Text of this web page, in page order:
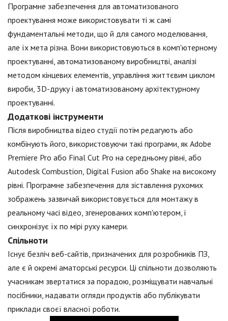
Програмне забезпечення для автоматизованого
проектування може використовувати ті ж самі
фундаментальні методи, що й для самого моделювання,
але їх мета різна. Вони використовуються в комп'ютерному
проектуванні, автоматизованому виробництві, аналізі
методом кінцевих елементів, управління життєвим циклом
вироби, 3D-друку і автоматизованому архітектурному
проектуванні.
Додаткові інструменти
Після виробництва відео студії потім редагують або
комбінують його, використовуючи такі програми, як Adobe
Premiere Pro або Final Cut Pro на середньому рівні, або
Autodesk Combustion, Digital Fusion або Shake на високому
рівні. Програмне забезпечення для зіставлення рухомих
зображень зазвичай використовується для монтажу в
реальному часі відео, згенерованих комп'ютером, і
синхронізує їх по мірі руху камери.
Спільноти
Існує безліч веб-сайтів, призначених для розробників ПЗ,
але є й окремі аматорські ресурси. Ці спільноти дозволяють
учасникам звертатися за порадою, розміщувати навчальні
посібники, надавати огляди продуктів або публікувати
приклади своєї власної роботи.